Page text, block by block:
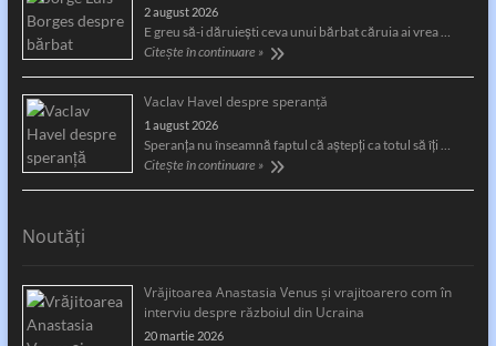
2 august 2026
E greu să-i dăruiești ceva unui bărbat căruia ai vrea …
Citește în continuare »
Vaclav Havel despre speranță
1 august 2026
Speranţa nu înseamnă faptul că aştepţi ca totul să îţi …
Citește în continuare »
Noutăți
Vrăjitoarea Anastasia Venus și vrajitoarero com în
interviu despre războiul din Ucraina
20 martie 2026